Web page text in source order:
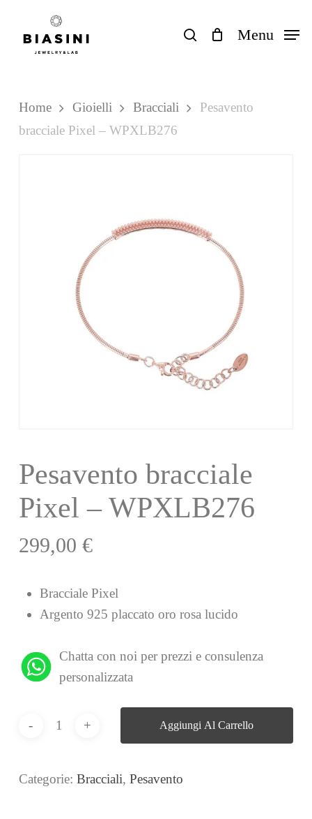
search Menu
Carrello
Close
Cart
Home Gioielli Bracciali
Pesavento
bracciale Pixel – WPXLB276
Pesavento bracciale
Pixel – WPXLB276
299,00 €
Bracciale Pixel
Argento 925 placcato oro rosa lucido
Chatta con noi per prezzi e consulenza
personalizzata
Aggiungi Al Carrello
Categorie: Bracciali, Pesavento